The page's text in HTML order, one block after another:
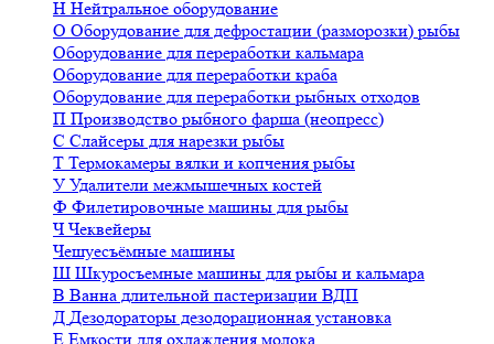
Н Нейтральное оборудование
О Оборудование для дефростации (разморозки) рыбы
Оборудование для переработки кальмара
Оборудование для переработки краба
Оборудование для переработки рыбных отходов
П Производство рыбного фарша (неопресс)
С Слайсеры для нарезки рыбы
Т Термокамеры вялки и копчения рыбы
У Удалители межмышечных костей
Ф Филетировочные машины для рыбы
ЧЧеквейеры
Чешуесъёмные машины
Ш Шкуросъемные машины для рыбы и кальмара
В Ванна длительной пастеризации ВДП
Д Дезодораторы дезодорационная установка
Е Емкости для охлаждения молока